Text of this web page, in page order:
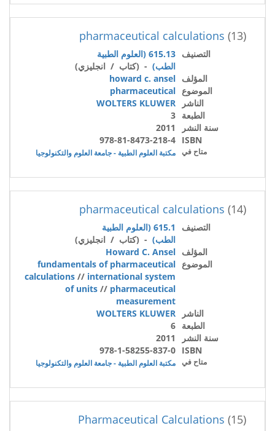
(13)
pharmaceutical calculations
التصنيف
615.13 (العلوم الطبية
الطب) - (كتاب / انجليزي)
المؤلف howard c. ansel
الموضوع pharmaceutical
الناشر
WOLTERS KLUWER
الطبعة 3
سنة النشر
2011
ISBN
978-81-8473-218-4
متاح في مكتبة العلوم الطبية - جامعة العلوم والتكنولوجيا
(14)
pharmaceutical calculations
التصنيف
615.1 (العلوم الطبية
الطب) - (كتاب / انجليزي)
المؤلف Howard C. Ansel
الموضوع fundamentals of pharmaceutical
calculations // international system
of units // pharmaceutical
measurement
الناشر
WOLTERS KLUWER
الطبعة 6
سنة النشر
2011
ISBN
978-1-58255-837-0
متاح في مكتبة العلوم الطبية - جامعة العلوم والتكنولوجيا
(15)
Pharmaceutical Calculations